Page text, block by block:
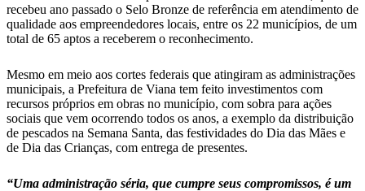
recebeu ano passado o Selo Bronze de referência em atendimento de
qualidade aos empreendedores locais, entre os 22 municípios, de um
total de 65 aptos a receberem o reconhecimento.
Mesmo em meio aos cortes federais que atingiram as administrações
municipais, a Prefeitura de Viana tem feito investimentos com
recursos próprios em obras no município, com sobra para ações
sociais que vem ocorrendo todos os anos, a exemplo da distribuição
de pescados na Semana Santa, das festividades do Dia das Mães e
de Dia das Crianças, com entrega de presentes.
“Uma administração séria, que cumpre seus compromissos, é um